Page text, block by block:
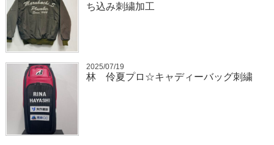
ち込み刺繍加工
2025/07/19
林 伶夏プロ☆キャディーバッグ刺繍